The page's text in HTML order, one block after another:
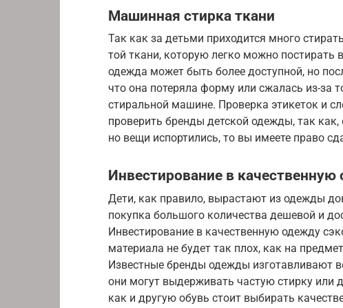
Машинная стирка ткани
Так как за детьми приходится много
той ткани, которую легко можно
одежда может быть более доступной, но
что она потеряла форму или сжалась из-за
стиральной машине. Проверка этикеток и
проверить бренды детской одежды, так
но вещи испортились, то вы имеете право
Инвестирование в
Дети, как правило, вырастают из одежды
покупка большого количества дешевой и
Инвестирование в качественную одежду
материала не будет так плох, как на
Известные бренды одежды изготавливают
они могут выдерживать частую стирку или
как и другую обувь стоит выбирать